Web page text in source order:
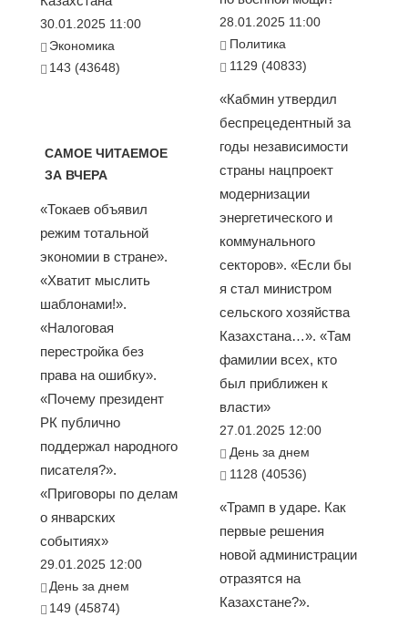
30.01.2025 11:00
Экономика
143 (43648)
САМОЕ ЧИТАЕМОЕ
ЗА ВЧЕРА
«Токаев объявил
режим тотальной
экономии в стране».
«Хватит мыслить
шаблонами!».
«Налоговая
перестройка без
права на ошибку».
«Почему президент
РК публично
поддержал народного
писателя?».
«Приговоры по делам
о январских
событиях»
29.01.2025 12:00
День за днем
149 (45874)
28.01.2025 11:00
Политика
1129 (40833)
«Кабмин утвердил
беспрецедентный за
годы независимости
страны нацпроект
модернизации
энергетического и
коммунального
секторов». «Если бы
я стал министром
сельского хозяйства
Казахстана…». «Там
фамилии всех, кто
был приближен к
власти»
27.01.2025 12:00
День за днем
1128 (40536)
«Трамп в ударе. Как
первые решения
новой администрации
отразятся на
Казахстане?».